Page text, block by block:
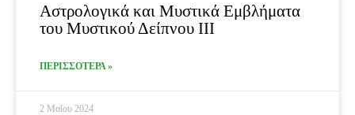
Αστρολογικά και Μυστικά Εμβλήματα
του Μυστικού Δείπνου III
ΠΕΡΙΣΣΟΤΕΡΑ »
2 Μαΐου 2024